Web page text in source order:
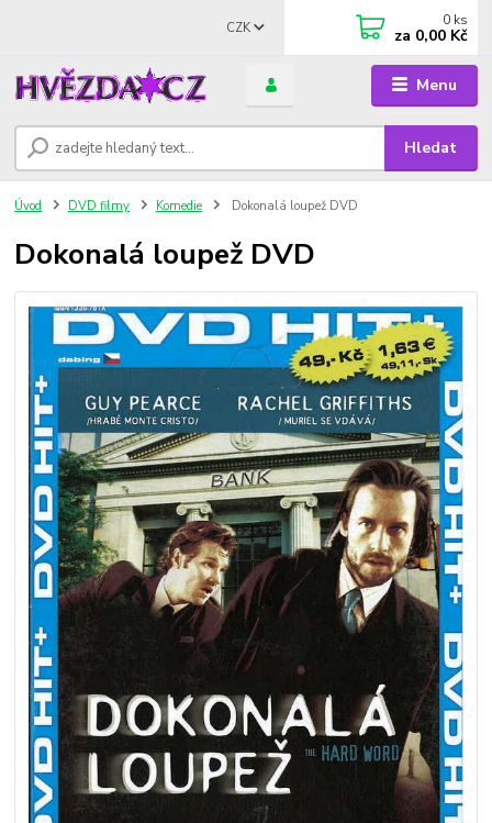
Menu
CZK
Hledat
0 ks
za 0,00 Kč
Úvod DVD filmy Komedie Dokonalá loupež DVD
Dokonalá loupež DVD